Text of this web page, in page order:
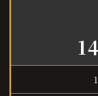
14